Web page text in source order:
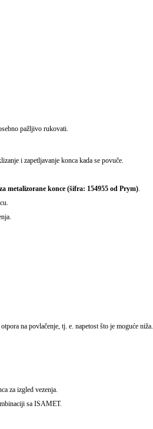
pažljivo rukovati.
i zapetljavanje konca kada se povuče.
metalizorane konce (šifra: 154955 od Prym).
na povlačenje, tj. e. napetost što je moguće niža.
za izgled vezenja.
sa ISAMET.